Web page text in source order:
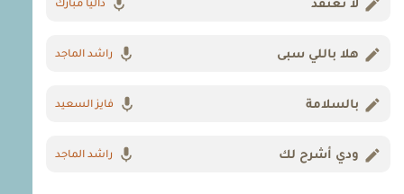
لا تعتقد داليا مبارك
هلا باللي سبى راشد الماجد
بالسلامة فايز السعيد
ودي أشرح لك راشد الماجد